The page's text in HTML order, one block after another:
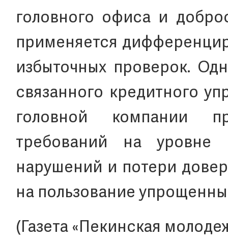
головного офиса и
применяется
избыточных проверок.
связанного кредитного
головной компании
требований на уровне
нарушений и потери
на пользование
(Газета «Пекинская